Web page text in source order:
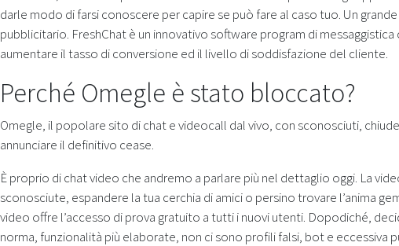
darle modo di farsi conoscere per capire se può fare al caso tuo. Un
pubblicitario. FreshChat è un innovativo software program di
aumentare il tasso di conversione ed il livello di soddisfazione del cliente.
Perché Omegle è stato bloccato?
Omegle, il popolare sito di chat e videocall dal vivo, con sconosciuti,
annunciare il definitivo cease.
È proprio di chat video che andremo a parlare più nel dettaglio oggi. La
sconosciute, espandere la tua cerchia di amici o persino trovare l’anima
video offre l’accesso di prova gratuito a tutti i nuovi utenti. Dopodiché,
norma, funzionalità più elaborate, non ci sono profili falsi, bot e eccessiva